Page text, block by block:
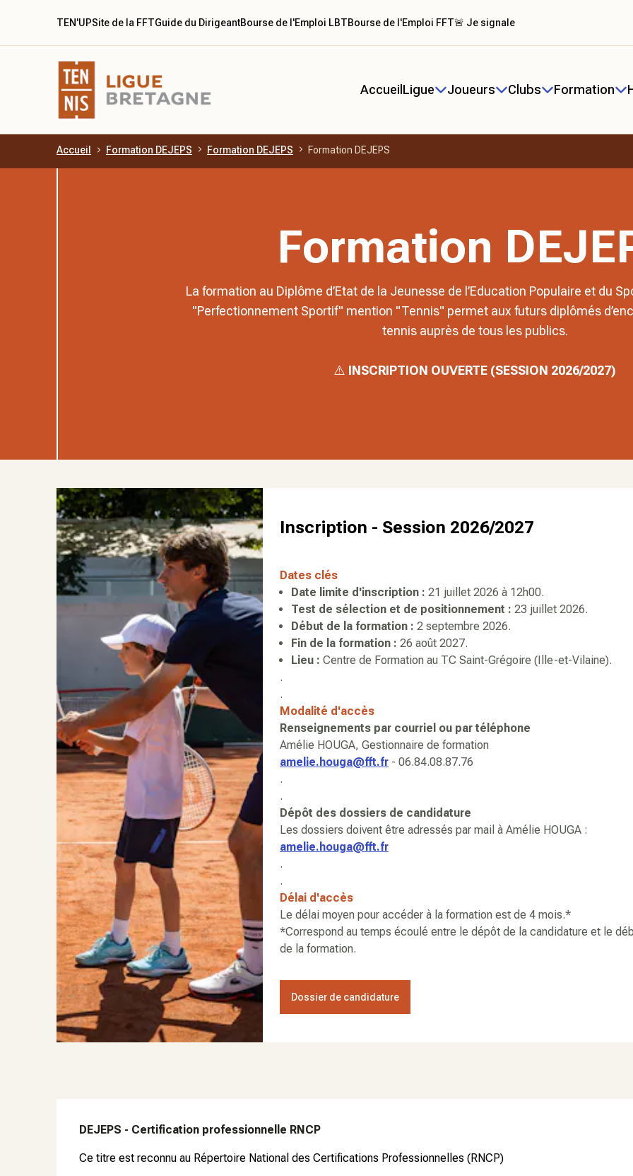
Aller au contenu principal
Accueil Ligue Joueurs Clubs Formation
TEN'UPSite de la FFTGuide du DirigeantBourse de l'Emploi LBTBourse de l'Emploi FFT🚨 Je signale
Accueil Formation DEJEPS Formation DEJEPS Formation DEJEPS
Formation
La formation au Diplôme d’Etat de la Jeunesse de l’Education Populaire et du
"Perfectionnement Sportif" mention "Tennis" permet aux futurs diplômés
tennis auprès de tous les publics.
⚠️ INSCRIPTION OUVERTE (SESSION 2026/2027)
Inscription - Session 2026/2027
Dates clés
Date limite d'inscription : 21 juillet 2026 à 12h00.
Test de sélection et de positionnement : 23 juillet 2026.
Début de la formation : 2 septembre 2026.
Fin de la formation : 26 août 2027.
Lieu : Centre de Formation au TC Saint-Grégoire (Ille-et-Vilaine).
.
.
Modalité d'accès
Renseignements par courriel ou par téléphone
Amélie HOUGA, Gestionnaire de formation
amelie.houga@fft.fr - 06.84.08.87.76
.
.
Dépôt des dossiers de candidature
Les dossiers doivent être adressés par mail à Amélie HOUGA :
amelie.houga@fft.fr
.
.
Délai d'accès
Le délai moyen pour accéder à la formation est de 4 mois.*
*Correspond au temps écoulé entre le dépôt de la candidature et le
de la formation.
Dossier de candidature
DEJEPS - Certification professionnelle RNCP
Ce titre est reconnu au Répertoire National des Certifications Professionnelles (RNCP)